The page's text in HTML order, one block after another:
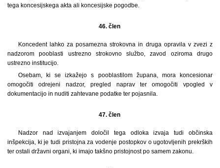
tega koncesijskega akta ali koncesijske pogodbe.
46. člen
Koncedent lahko za posamezna strokovna in druga opravila v zvezi z
nadzorom pooblasti ustrezno strokovno službo, zavod oziroma drugo
ustrezno institucijo.
Osebam, ki se izkažejo s pooblastilom župana, mora koncesionar
omogočiti odrejeni nadzor, pregled naprav ter omogočiti vpogled v
dokumentacijo in nuditi zahtevane podatke ter pojasnila.
47. člen
Nadzor nad izvajanjem določil tega odloka izvaja tudi občinska
inšpekcija, ki je tudi pristojna za vodenje postopkov o ugotovljenih prekrških
ter ostali državni organi, ki imajo takšno pristojnost po samem zakonu.